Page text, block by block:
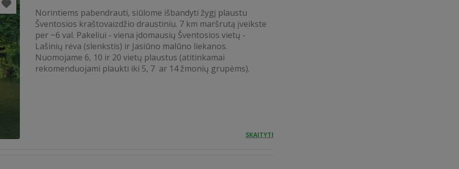
Norintiems pabendrauti, siūlome išbandyti žygį plaustu
Šventosios kraštovaizdžio draustiniu. 7 km maršrutą įveikste
per ~6 val. Pakeliui - viena įdomausių Šventosios vietų -
Lašinių rėva (slenkstis) ir Jasiūno malūno liekanos.
Nuomojame 6, 10 ir 20 vietų plaustus (atitinkamai
rekomenduojami plaukti iki 5, 7 ar 14 žmonių grupėms).
SKAITYTI